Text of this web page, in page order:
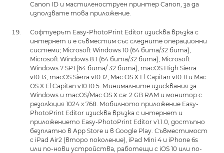
Canon ID и мастиленоструен принтер Canon, за да
използвате това приложение.
Софтуерът Easy-PhotoPrint Editor изисква връзка с
интернет и е съвместим със следните операционни
системи; Microsoft Windows 10 (64 бита/32 бита),
Microsoft Windows 8.1 (64 бита/32 бита), Microsoft
Windows 7 SP1 (64 бита/ 32 бита), macOS High Sierra
v10.13, macOS Sierra v10.12, Mac OS X El Capitan v10.11 и Mac
OS X El Capitan v10.10.5. Минималните изисквания за
Windows и macOS/Mac OS X са: 2 GB RAM и монитор с
резолюция 1024 x 768. Мобилното приложение Easy-
PhotoPrint Editor изисква връзка с интернет и
приложението Easy-PhotoPrint Editor v1.1.0, достъпно
безплатно в App Store и в Google Play. Съвместимост
с iPad Air2 (второ поколение), iPad Mini 4 и iPhone 6s
или по-нови устройства, работещи с iOS 10 или по-